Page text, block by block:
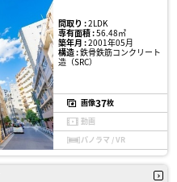
間取り :2LDK
専有面積 :56.48㎡
築年月 :2001年05月
構造 :鉄骨鉄筋コンクリート
造（SRC）
画像37枚
動画
パノラマ / VR